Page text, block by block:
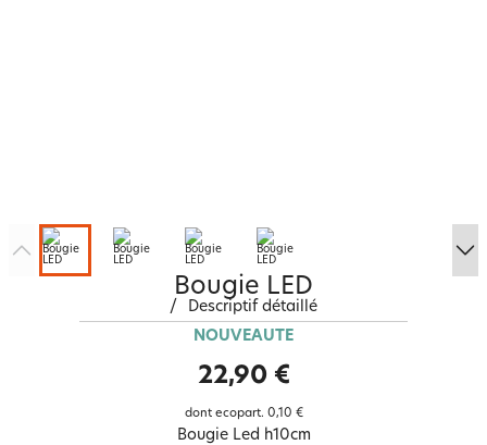
Bougie LED
/
Descriptif détaillé
NOUVEAUTÉ
22,90 €
dont ecopart. 0,10 €
Bougie Led h10cm